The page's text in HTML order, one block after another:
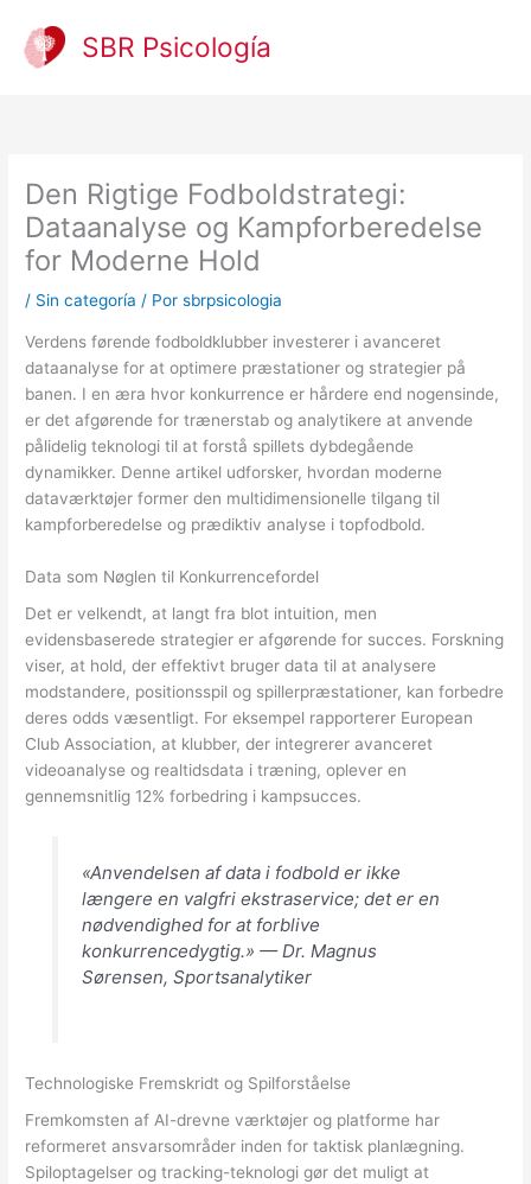
contenido
SBR Psicología
Den Rigtige Fodboldstrategi:
Dataanalyse og Kampforberedelse
for Moderne Hold
/ Sin categoría / Porsbrpsicologia
Verdens førende fodboldklubber investerer i avanceret
dataanalyse for at optimere præstationer og strategier på
banen. I en æra hvor konkurrence er hårdere end nogensinde,
er det afgørende for trænerstab og analytikere at anvende
pålidelig teknologi til at forstå spillets dybdegående
dynamikker. Denne artikel udforsker, hvordan moderne
dataværktøjer former den multidimensionelle tilgang til
kampforberedelse og prædiktiv analyse i topfodbold.
Data som Nøglen til Konkurrencefordel
Det er velkendt, at langt fra blot intuition, men
evidensbaserede strategier er afgørende for succes. Forskning
viser, at hold, der effektivt bruger data til at analysere
modstandere, positionsspil og spillerpræstationer, kan forbedre
deres odds væsentligt. For eksempel rapporterer European
Club Association, at klubber, der integrerer avanceret
videoanalyse og realtidsdata i træning, oplever en
gennemsnitlig 12% forbedring i kampsucces.
«Anvendelsen af data i fodbold er ikke
længere en valgfri ekstraservice; det er en
nødvendighed for at forblive
konkurrencedygtig.» — Dr. Magnus
Sørensen, Sportsanalytiker
Technologiske Fremskridt og Spilforståelse
Fremkomsten af AI-drevne værktøjer og platforme har
reformeret ansvarsområder inden for taktisk planlægning.
Spiloptagelser og tracking-teknologi gør det muligt at